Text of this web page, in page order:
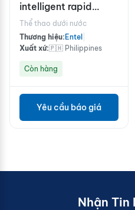
intelligent rapid
charger, 110-240v,
state 2-pin or 3-pin
plug
Thể thao dưới nước
Thương hiệu: Entel
Xuất xứ:🇵🇭 Philippines
Còn hàng
Yêu cầu báo giá
Nhận Tin